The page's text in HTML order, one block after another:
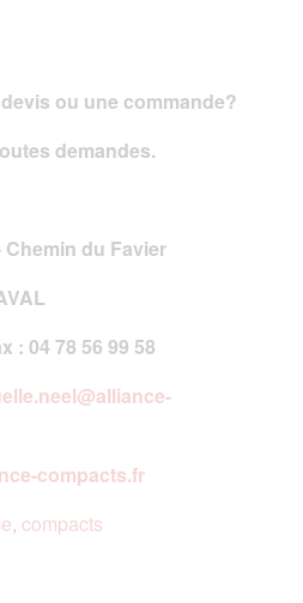
ou une commande?
demandes.
du Favier
: 04 78 56 99 58
compacts.fr
, compacts